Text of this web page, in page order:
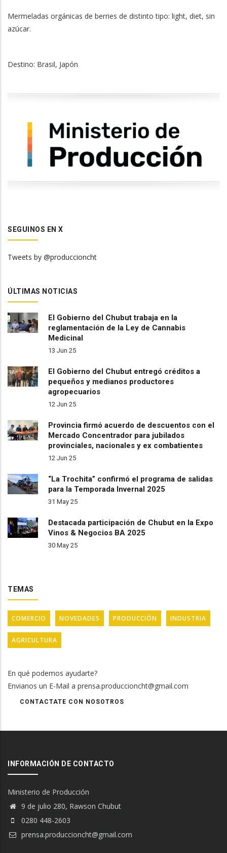
Mermeladas orgánicas de berries de distinto tipo: light, diet, sin
azúcar.
Destino: Brasil, Japón
SEGUINOS EN X
Tweets by @produccioncht
ÚLTIMAS NOTICIAS
El Gobierno del Chubut trabaja en la
reglamentación de la Ley de Cannabis
Medicinal
13 Jun 25
El Gobierno del Chubut entregó créditos a
pequeños y medianos productores
agropecuarios
12 Jun 25
Provincia firmó acuerdo de descuentos con el
Mercado Concentrador para jubilados
provinciales, nacionales y ex combatientes
12 Jun 25
“La Trochita” confirmó el programa de salidas
para la Temporada Invernal 2025
31 May 25
Destacada participación de Chubut en la Expo
Vinos & Negocios BA 2025
30 May 25
TEMAS
COMERCIO NOVEDADES PRODUCCIÓN INDUSTRIA
AGRICULTURA
En qué podemos ayudarte?
Envianos un E-Mail a prensa.produccioncht@gmail.com
CONTACTATE CON NOSOTROS
INFORMACIÓN DE CONTACTO
Ministerio de Producción
9 de julio 280, Rawson Chubut
0280 448-2603
prensa.produccioncht@gmail.com